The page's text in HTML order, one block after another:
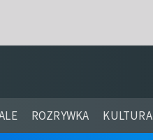
ROZRYWKA KULTURA